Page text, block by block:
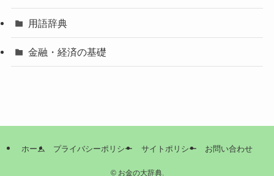
用語辞典
金融・経済の基礎
ホーム プライバシーポリシー サイトポリシー お問い合わせ
©お金の大辞典.